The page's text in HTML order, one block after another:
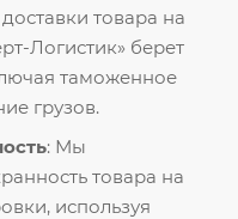
товара на
Логистик» берет
таможенное
грузов.
: Мы
товара на
используя